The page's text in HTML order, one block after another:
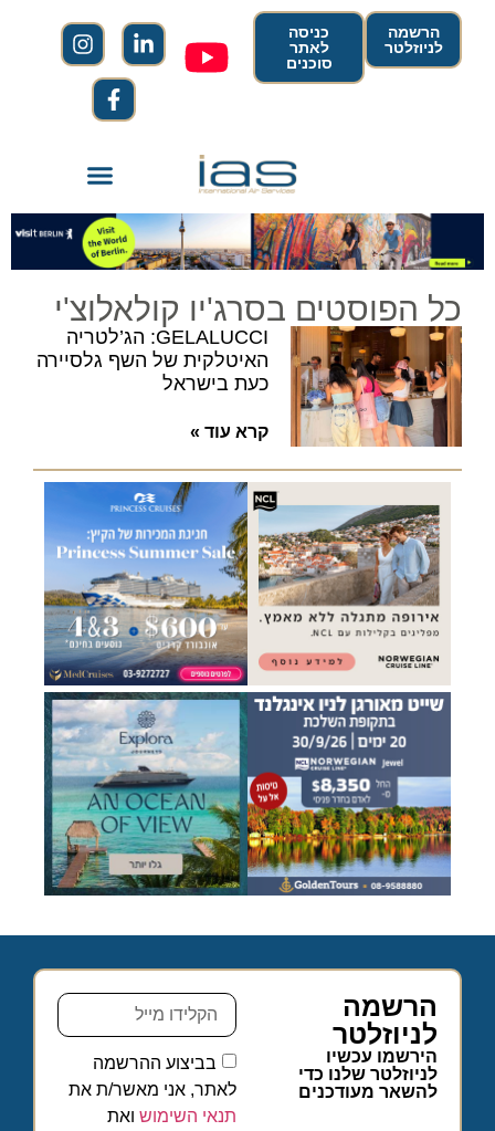
הרשמה
לניוזלטר
כניסה
לאתר
סוכנים
כל הפוסטים בסרג'יו קולאלוצ'י
GELALUCCI: הג’לטריה
האיטלקית של השף גלסיירה
כעת בישראל
קרא עוד »
הרשמה
לניוזלטר
הירשמו עכשיו
לניוזלטר שלנו כדי
להשאר מעודכנים
בביצוע ההרשמה
לאתר, אני מאשר/ת את
תנאי השימוש ואת